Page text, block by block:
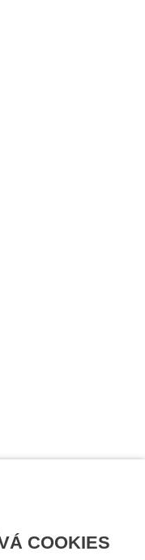
COOKIES